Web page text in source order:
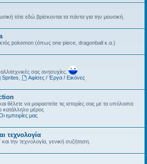
τότε εδώ βρίσκονται τα πάντα για την μουσική.
pokemon (όπως one piece, dragonball κ.α.)
σας ανησυχίες.
Sprites
Αφίσες / Έργα / Εικόνες
θέλετε να μοιραστείτε τις ιστορίες σας με τα υπόλοιπα
κατάλληλο μέρος
εμπειρίες μας
τεχνολογία
την τεχνολογία, γενική συζήτηση.